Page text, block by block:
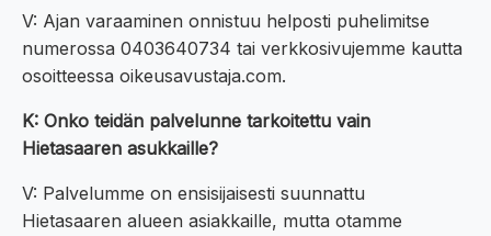
V: Ajan varaaminen onnistuu helposti puhelimitse
numerossa 0403640734 tai verkkosivujemme kautta
osoitteessa oikeusavustaja.com.
K: Onko teidän palvelunne tarkoitettu vain
Hietasaaren asukkaille?
V: Palvelumme on ensisijaisesti suunnattu
Hietasaaren alueen asiakkaille, mutta otamme